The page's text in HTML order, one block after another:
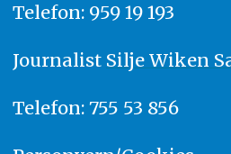
Telefon: 959 19 193
Journalist Silje Wiken
Telefon: 755 53 856